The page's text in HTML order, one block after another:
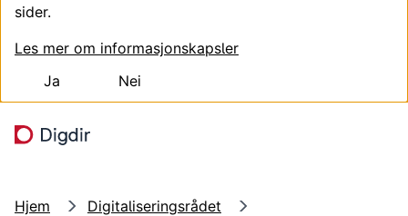
sider.
Les mer om informasjonskapsler
Ja
Nei
Hjem
Digitaliseringsrådet